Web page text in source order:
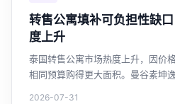
转售公寓填补可负担性缺
度上升
泰国转售公寓市场热度上升，因价
相同预算购得更大面积。曼谷素坤
2026-07-31